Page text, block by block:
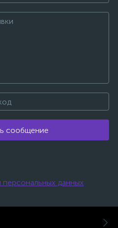
сообщение
персональных данных